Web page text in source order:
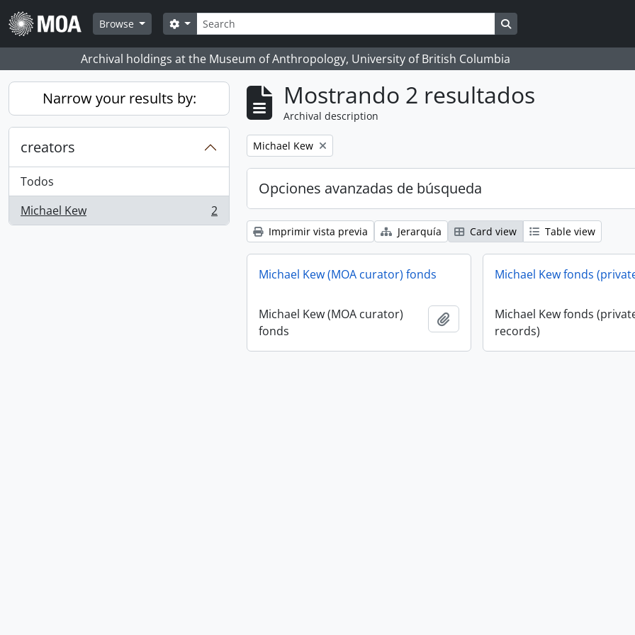
Skip to main content
Browse
Búsqueda
Search options Search in browse page
Archival holdings at the Museum of Anthropology, University of British Columbia
Narrow your results by:
creators
Todos
Michael Kew
, 2 resultados 2
Mostrando 2 resultados
Archival description
Remove filter:
Michael Kew
Opciones avanzadas de búsqueda
Imprimir vista previa Jerarquía Card view Table view
Michael Kew (MOA curator) fonds
Michael Kew (MOA curator)
fonds
Añadir al portapapeles
Michael Kew fonds
Michael Kew fonds
records)